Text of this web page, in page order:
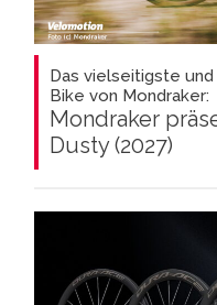
Das vielseitigste
Bike von Mondraker:
Mondraker
Dusty (2027)